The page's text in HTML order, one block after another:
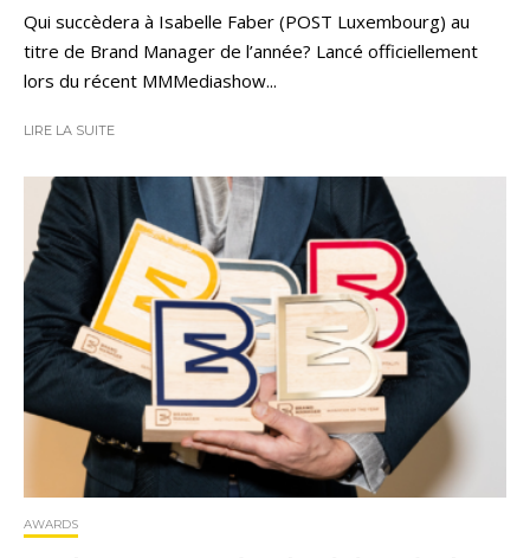
Qui succèdera à Isabelle Faber (POST Luxembourg) au
titre de Brand Manager de l’année? Lancé officiellement
lors du récent MMMediashow...
LIRE LA SUITE
AWARDS